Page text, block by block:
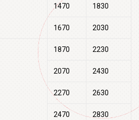
1470 1830
1670 2030
1870 2230
2070 2430
2270 2630
2470 2830